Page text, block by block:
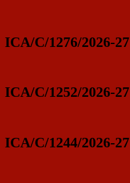
ICA/C/1276/2026-27
ICA/C/1252/2026-27
ICA/C/1244/2026-27